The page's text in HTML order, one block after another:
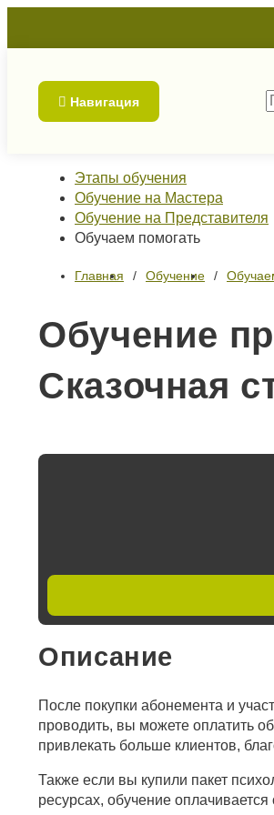
Навигация
Этапы обучения
Обучение на Мастера
Обучение на Представителя
Обучаем помогать
Главная Обучение
Обучение
Сказочная
Описание
После покупки абонемента и
проводить, вы можете оплатить
привлекать больше клиентов,
Также если вы купили пакет
ресурсах, обучение